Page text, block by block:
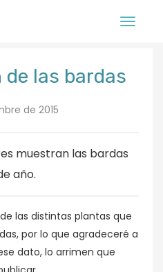
Toggle
de las bardas
de 2015
muestran las bardas
año.
las distintas plantas que
por lo que agradeceré a
dato, lo arrimen que